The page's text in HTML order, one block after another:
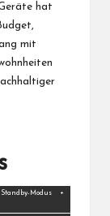
hat
mit
Modus